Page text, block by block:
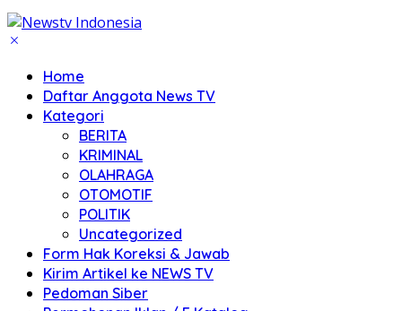
Home
Daftar Anggota News TV
Kategori
BERITA
KRIMINAL
OLAHRAGA
OTOMOTIF
POLITIK
Uncategorized
Form Hak Koreksi & Jawab
Kirim Artikel ke NEWS TV
Pedoman Siber